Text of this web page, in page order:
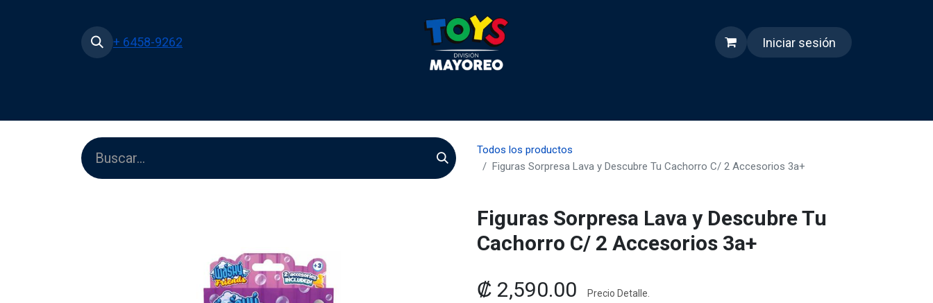
+ 6458-9262 Iniciar sesión
Todos los productos
Figuras Sorpresa Lava y Descubre Tu Cachorro C/ 2 Accesorios 3a+
Figuras Sorpresa Lava y Descubre Tu
Cachorro C/ 2 Accesorios 3a+
₡ 2,590.00 Precio Detalle.